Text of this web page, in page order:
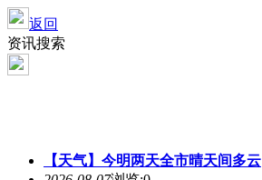
返回
资讯搜索
【天气】今明两天全市晴天间多云